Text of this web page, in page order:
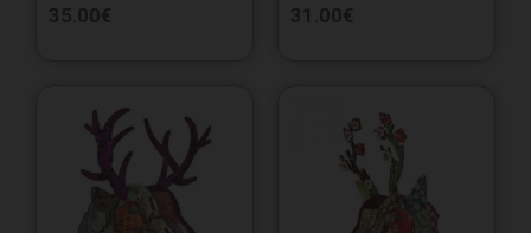
35.00€
31.00€